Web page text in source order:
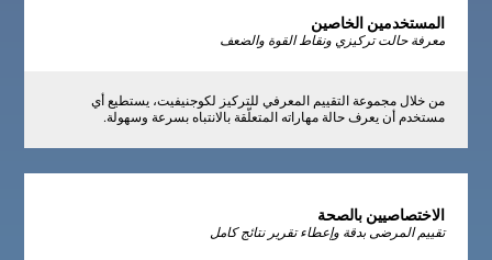
المستخدمين الخاصين
معرفة حالت تركيزي ونقاط القوة والضعف
من خلال مجموعة التقييم المعرفي للتركيز لكوجنيفيت، يستطيع أي
مستخدم أن يعرف حالة مهاراته المتعلّقة بالانتباه بسرعة وسهولة.
الاختصاصيين بالصحة
تقييم المرضى بدقة وإعطاء تقرير نتائج كامل